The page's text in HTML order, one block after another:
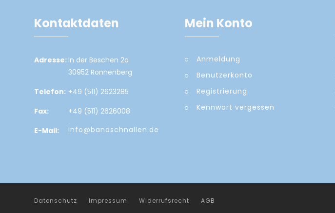
Kontaktdaten
Adresse: In der Beschen 2a
30952 Ronnenberg
Telefon: +49 (511) 2623285
Fax:
+49 (511) 2626008
E-Mail:
info@bandschnallen.de
Mein Konto
Anmeldung
Benutzerkonto
Registrierung
Kennwort vergessen
Datenschutz Impressum Widerrufsrecht AGB